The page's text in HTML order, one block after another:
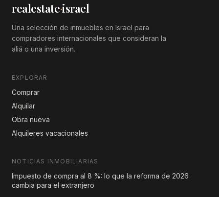
realestate·israel
Una selección de inmuebles en Israel para
compradores internacionales que consideran la
aliá o una inversión.
EXPLORAR
Comprar
Alquilar
Obra nueva
Alquileres vacacionales
NOTICIAS INMOBILIARIAS
Impuesto de compra al 8 %: lo que la reforma de 2026
cambia para el extranjero